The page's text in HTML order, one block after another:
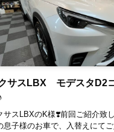
サスLBX モデスタD2
サスLBXのK様❣️⁡前回ご紹介致
息子様のお車で、入替えにて